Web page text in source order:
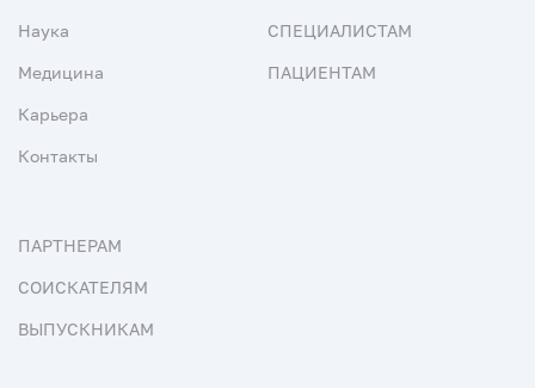
Наука
Медицина
Карьера
Контакты
СПЕЦИАЛИСТАМ
ПАЦИЕНТАМ
ПАРТНЕРАМ
СОИСКАТЕЛЯМ
ВЫПУСКНИКАМ